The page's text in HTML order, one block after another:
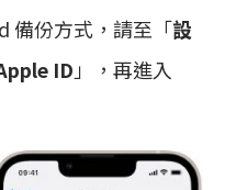
備份方式，請至「設
ID 」，再進入